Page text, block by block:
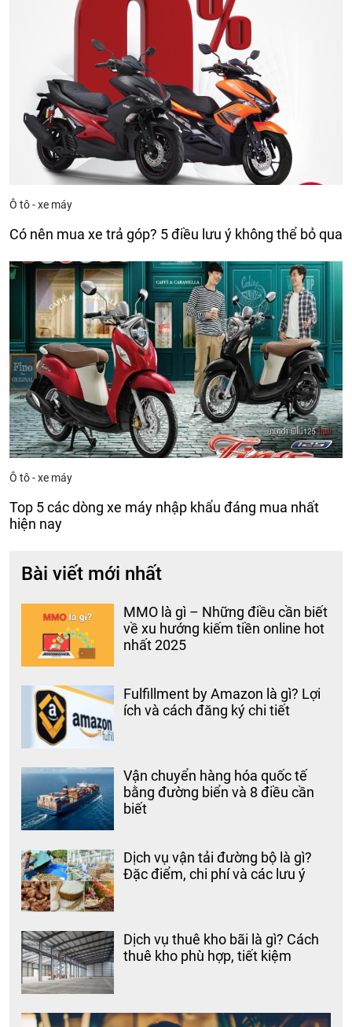
Ô tô - xe máy
Có nên mua xe trả góp? 5 điều lưu ý không thể bỏ qua
Ô tô - xe máy
Top 5 các dòng xe máy nhập khẩu đáng mua nhất
hiện nay
Bài viết mới nhất
MMO là gì – Những điều cần biết
về xu hướng kiếm tiền online hot
nhất 2025
Fulfillment by Amazon là gì? Lợi
ích và cách đăng ký chi tiết
Vận chuyển hàng hóa quốc tế
bằng đường biển và 8 điều cần
biết
Dịch vụ vận tải đường bộ là gì?
Đặc điểm, chi phí và các lưu ý
Dịch vụ thuê kho bãi là gì? Cách
thuê kho phù hợp, tiết kiệm